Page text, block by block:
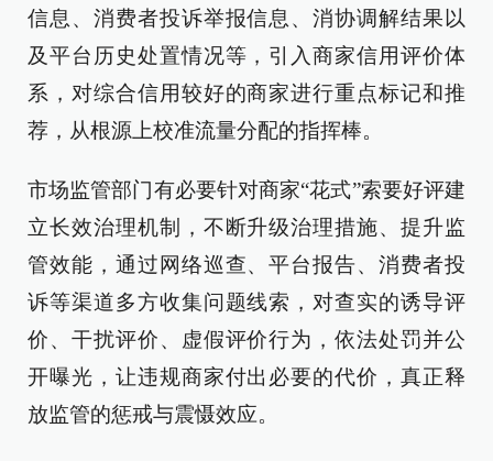
信息、消费者投诉举报信息、消协调解结果以
及平台历史处置情况等，引入商家信用评价体
系，对综合信用较好的商家进行重点标记和推
荐，从根源上校准流量分配的指挥棒。
市场监管部门有必要针对商家“花式”索要好评建
立长效治理机制，不断升级治理措施、提升监
管效能，通过网络巡查、平台报告、消费者投
诉等渠道多方收集问题线索，对查实的诱导评
价、干扰评价、虚假评价行为，依法处罚并公
开曝光，让违规商家付出必要的代价，真正释
放监管的惩戒与震慑效应。